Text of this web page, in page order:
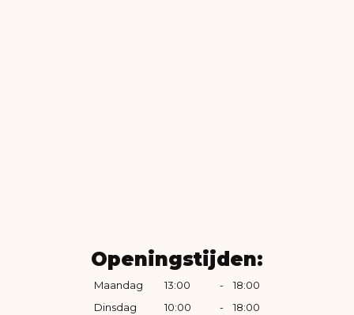
Openingstijden:
Maandag 13:00 -
18:00
Dinsdag
10:00 -
18:00